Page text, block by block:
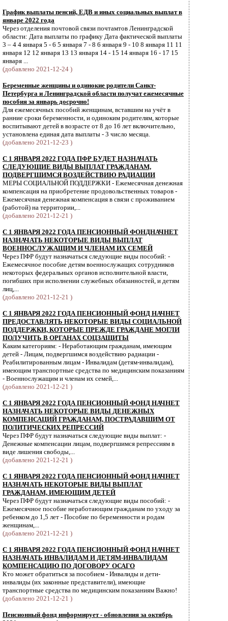
График выплаты пенсий, ЕДВ и иных социальных выплат в
январе 2022 года
Через отделения почтовой связи почтамтов Ленинградской
области: Дата выплаты по графику Дата фактической выплаты
3 – 4 4 января 5 - 6 5 января 7 - 8 6 января 9 - 10 8 января 11 11
января 12 12 января 13 13 января 14 - 15 14 января 16 - 17 15
января ...
(добавлено 2021-12-24 )
Беременные женщины и одинокие родители Санкт-
Петербурга и Ленинградской области получат ежемесячные
пособия за январь досрочно!
Для ежемесячных пособий женщинам, вставшим на учёт в
ранние сроки беременности, и одиноким родителям, которые
воспитывают детей в возрасте от 8 до 16 лет включительно,
установлена единая дата выплаты - 3 число месяца.
(добавлено 2021-12-23 )
С 1 ЯНВАРЯ 2022 ГОДА ПФР БУДЕТ НАЗНАЧАТЬ
СЛЕДУЮЩИЕ ВИДЫ ВЫПЛАТ ГРАЖДАНАМ,
ПОДВЕРГШИМСЯ ВОЗДЕЙСТВИЮ РАДИАЦИИ
МЕРЫ СОЦИАЛЬНОЙ ПОДДЕРЖКИ - Ежемесячная денежная
компенсация на приобретение продовольственных товаров -
Ежемесячная денежная компенсация в связи с проживанием
(работой) на территории,...
(добавлено 2021-12-21 )
С 1 ЯНВАРЯ 2022 ГОДА ПЕНСИОННЫЙ ФОНДНАЧНЕТ
НАЗНАЧАТЬ НЕКОТОРЫЕ ВИДЫ ВЫПЛАТ
ВОЕННОСЛУЖАЩИМ И ЧЛЕНАМ ИХ СЕМЕЙ
Через ПФР будут назначаться следующие виды пособий: -
Ежемесячное пособие детям военнослужащих сотрудников
некоторых федеральных органов исполнительной власти,
погибших при исполнении служебных обязанностей, и детям
лиц,...
(добавлено 2021-12-21 )
С 1 ЯНВАРЯ 2022 ГОДА ПЕНСИОННЫЙ ФОНД НАЧНЕТ
ПРЕДОСТАВЛЯТЬ НЕКОТОРЫЕ ВИДЫ СОЦИАЛЬНОЙ
ПОДДЕРЖКИ, КОТОРЫЕ ПРЕЖДЕ ГРАЖДАНЕ МОГЛИ
ПОЛУЧИТЬ В ОРГАНАХ СОЦЗАЩИТЫ
Каким категориям: - Неработающим гражданам, имеющим
детей - Лицам, подвергшимся воздействию радиации -
Реабилитированным лицам - Инвалидам (детям-инвалидам),
имеющим транспортные средства по медицинским показаниям
- Военнослужащим и членам их семей,...
(добавлено 2021-12-21 )
С 1 ЯНВАРЯ 2022 ГОДА ПЕНСИОННЫЙ ФОНД НАЧНЕТ
НАЗНАЧАТЬ НЕКОТОРЫЕ ВИДЫ ДЕНЕЖНЫХ
КОМПЕНСАЦИЙ ГРАЖДАНАМ, ПОСТРАДАВШИМ ОТ
ПОЛИТИЧЕСКИХ РЕПРЕССИЙ
Через ПФР будут назначаться следующие виды выплат: -
Денежные компенсации лицам, подвергшимся репрессиям в
виде лишения свободы,...
(добавлено 2021-12-21 )
С 1 ЯНВАРЯ 2022 ГОДА ПЕНСИОННЫЙ ФОНД НАЧНЕТ
НАЗНАЧАТЬ НЕКОТОРЫЕ ВИДЫ ВЫПЛАТ
ГРАЖДАНАМ, ИМЕЮЩИМ ДЕТЕЙ
Через ПФР будут назначаться следующие виды пособий: -
Ежемесячное пособие неработающим гражданам по уходу за
ребенком до 1,5 лет - Пособие по беременности и родам
женщинам,...
(добавлено 2021-12-21 )
С 1 ЯНВАРЯ 2022 ГОДА ПЕНСИОННЫЙ ФОНД НАЧНЕТ
НАЗНАЧАТЬ ИНВАЛИДАМ И ДЕТЯМ-ИНВАЛИДАМ
КОМПЕНСАЦИЮ ПО ДОГОВОРУ ОСАГО
Кто может обратиться за пособием - Инвалиды и дети-
инвалиды (их законные представители), имеющие
транспортные средства по медицинским показаниям Важно!
(добавлено 2021-12-21 )
Пенсионный фонд информирует - обновления за октябрь